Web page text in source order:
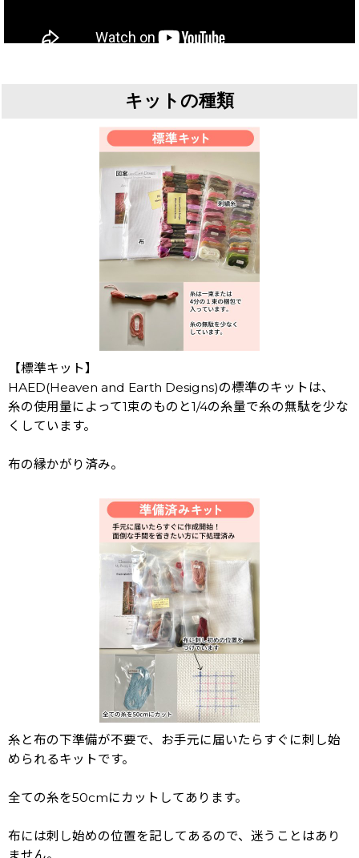
キットの種類
【標準キット】
HAED(Heaven and Earth Designs)の標準のキットは、
糸の使用量によって1束のものと1/4の糸量で糸の無駄を少な
くしています。
布の縁かがり済み。
糸と布の下準備が不要で、お手元に届いたらすぐに刺し始
められるキットです。
全ての糸を50cmにカットしてあります。
布には刺し始めの位置を記してあるので、迷うことはあり